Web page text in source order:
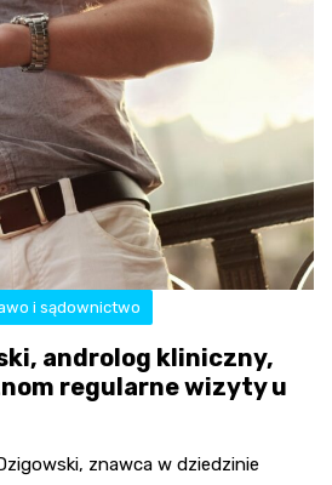
i sądownictwo
androlog kliniczny,
regularne wizyty u
znawca w dziedzinie